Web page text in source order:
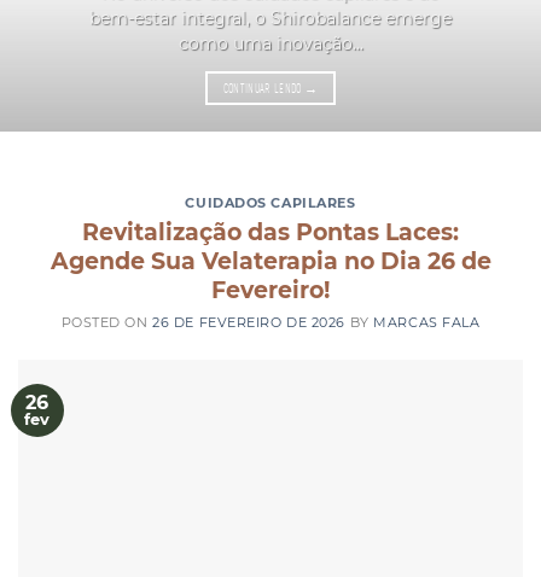
bem-estar integral, o Shirobalance emerge
como uma inovação...
CONTINUAR LENDO →
CUIDADOS CAPILARES
Revitalização das Pontas Laces:
Agende Sua Velaterapia no Dia 26 de
Fevereiro!
POSTED ON26 DE FEVEREIRO DE 2026 BY MARCAS FALA
26
fev